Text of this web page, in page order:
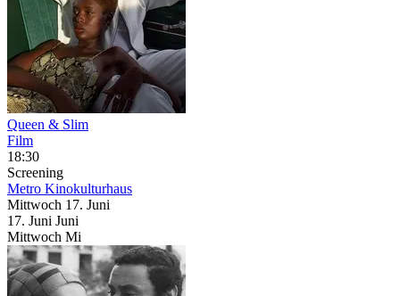
Queen & Slim
Film
18:30
Screening
Metro Kinokulturhaus
Mittwoch 17. Juni
17. Juni Juni
Mittwoch Mi